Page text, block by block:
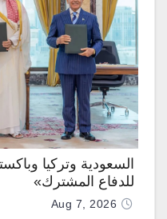
السعودية وتركيا
للدفاع المشترك»
Aug 7, 2026